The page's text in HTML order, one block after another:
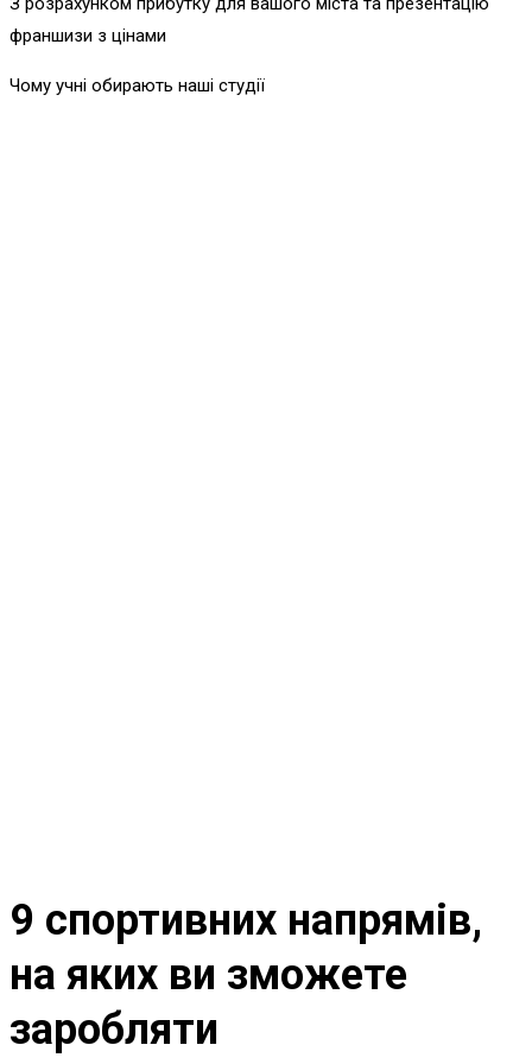
франшизи з цінами
Чому учні обирають наші студії
9 спортивних напрямів,
на яких ви зможете
заробляти